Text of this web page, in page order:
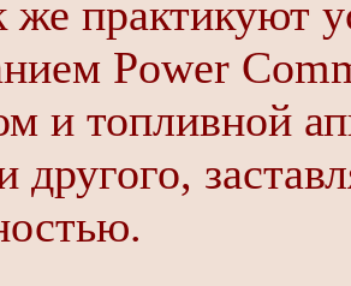
же практикуют
Power
и топливной
другого,